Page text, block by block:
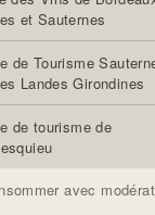
et Sauternes
de Tourisme
Landes Girondines
de tourisme de
avec